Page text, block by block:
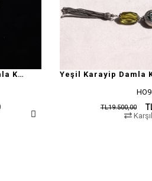
Doğal Yapısıyla Sertifikalı Damla Kehribar Tesbih
Yeşil Karayip Damla
TL19.500,00